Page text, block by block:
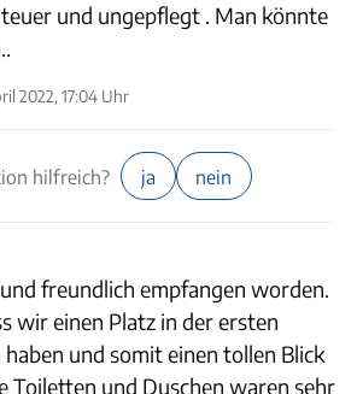
und ungepflegt . Man könnte
2022, 17:04 Uhr
hilfreich? ja nein
freundlich empfangen worden.
wir einen Platz in der ersten
und somit einen tollen Blick
Toiletten und Duschen waren sehr